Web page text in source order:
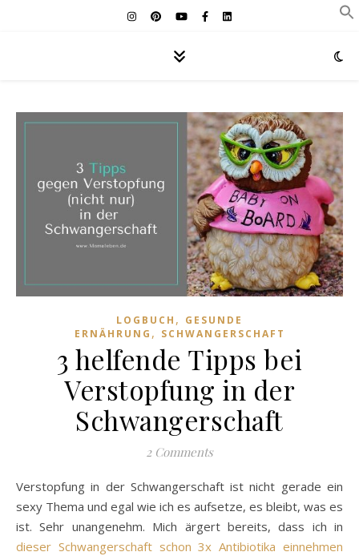
LOGBUCH , GESUNDE
ERNÄHRUNG , SCHWANGERSCHAFT
3 helfende Tipps bei
Verstopfung in der
Schwangerschaft
2 Comments
Verstopfung in der Schwangerschaft ist nicht gerade ein
sexy Thema und egal wie ich es aufsetze, es bleibt, was es
ist. Sehr unangenehm. Mich ärgert bereits, dass ich in
dieser Schwangerschaft schon 3x Antibiotika einnehmen